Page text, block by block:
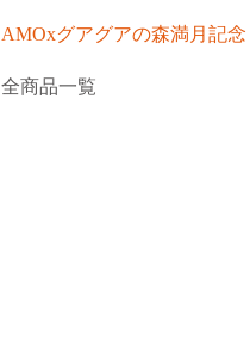
AMOxグアグアの森満月記念
全商品一覧